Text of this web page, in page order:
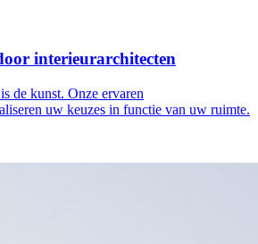
interieurarchitecten
de kunst. Onze ervaren
uw keuzes in functie van uw ruimte.